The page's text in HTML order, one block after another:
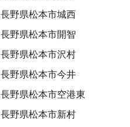
長野県松本市城西
長野県松本市開智
長野県松本市沢村
長野県松本市今井
長野県松本市空港東
長野県松本市新村